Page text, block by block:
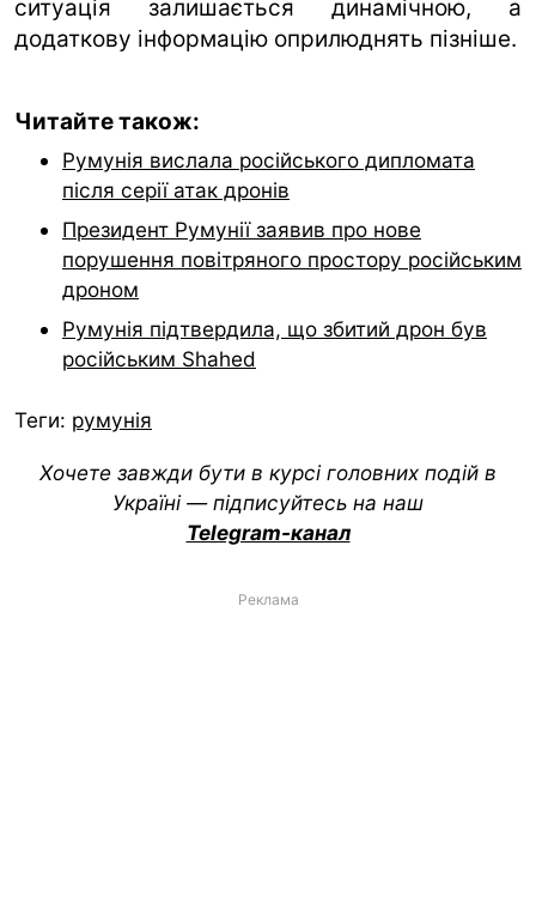
ситуація залишається динамічною, а
додаткову інформацію оприлюднять пізніше.
Читайте також:
Румунія вислала російського дипломата
після серії атак дронів
Президент Румунії заявив про нове
порушення повітряного простору російським
дроном
Румунія підтвердила, що збитий дрон був
російським Shahed
Теги: румунія
Хочете завжди бути в курсі головних подій в
Україні — підписуйтесь на наш
Telegram-канал
Реклама